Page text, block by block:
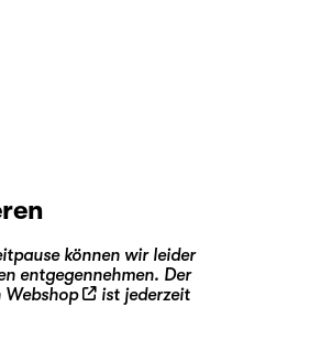
können wir leider
entgegennehmen. Der
Webshop
ist jederzeit